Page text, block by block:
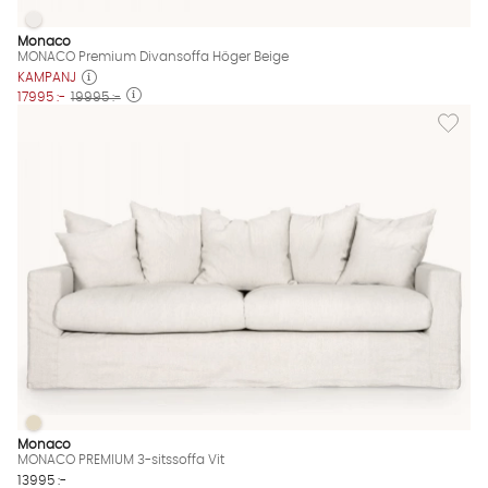
MONACO Premium Divansoffa Höger Beige Finns även i
MONACO Premium Divansoffa Höger Beige
Monaco
MONACO Premium Divansoffa Höger Beige
KAMPANJ
17995 :- 19995 :-
Lägg
MONACO PREMIUM 3-sitssoffa Vit Finns även i dessa färger:
MONACO PREMIUM 3-sitssoffa Vit
Monaco
MONACO PREMIUM 3-sitssoffa Vit
13995 :-